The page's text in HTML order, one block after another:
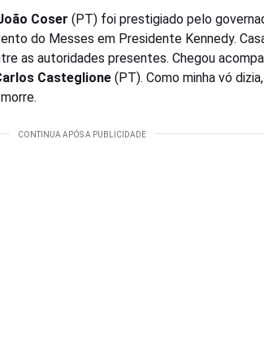
Coser (PT) foi prestigiado pelo
do Messes em Presidente Kennedy.
as autoridades presentes. Chegou
Casteglione (PT). Como minha vó